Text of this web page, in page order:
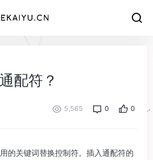
配符？
5,565 0 0
的关键词替换控制符。插入通配符的